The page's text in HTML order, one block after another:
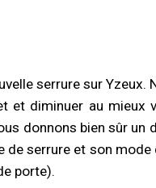
serrure sur
et diminuer au
donnons bien sûr
serrure et son
porte).